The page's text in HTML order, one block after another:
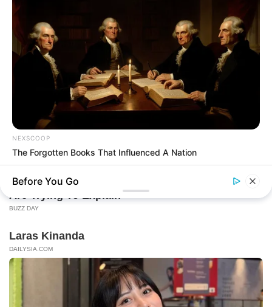
Serem! 9 Chat Ojek Online &
Pelanggan Ini Bikin Auto
NEXSCOOP
The Forgotten Books That Influenced A Nation
Before You Go